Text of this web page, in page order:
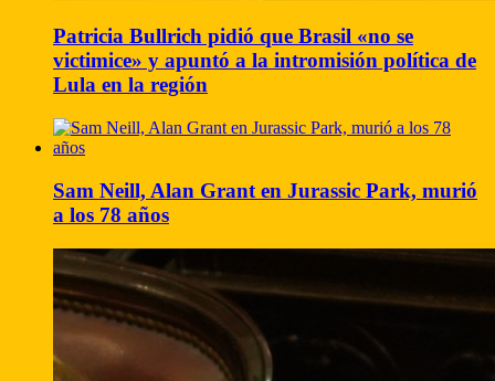
Patricia Bullrich pidió que Brasil «no se
victimice» y apuntó a la intromisión política de
Lula en la región
Sam Neill, Alan Grant en Jurassic Park, murió
a los 78 años